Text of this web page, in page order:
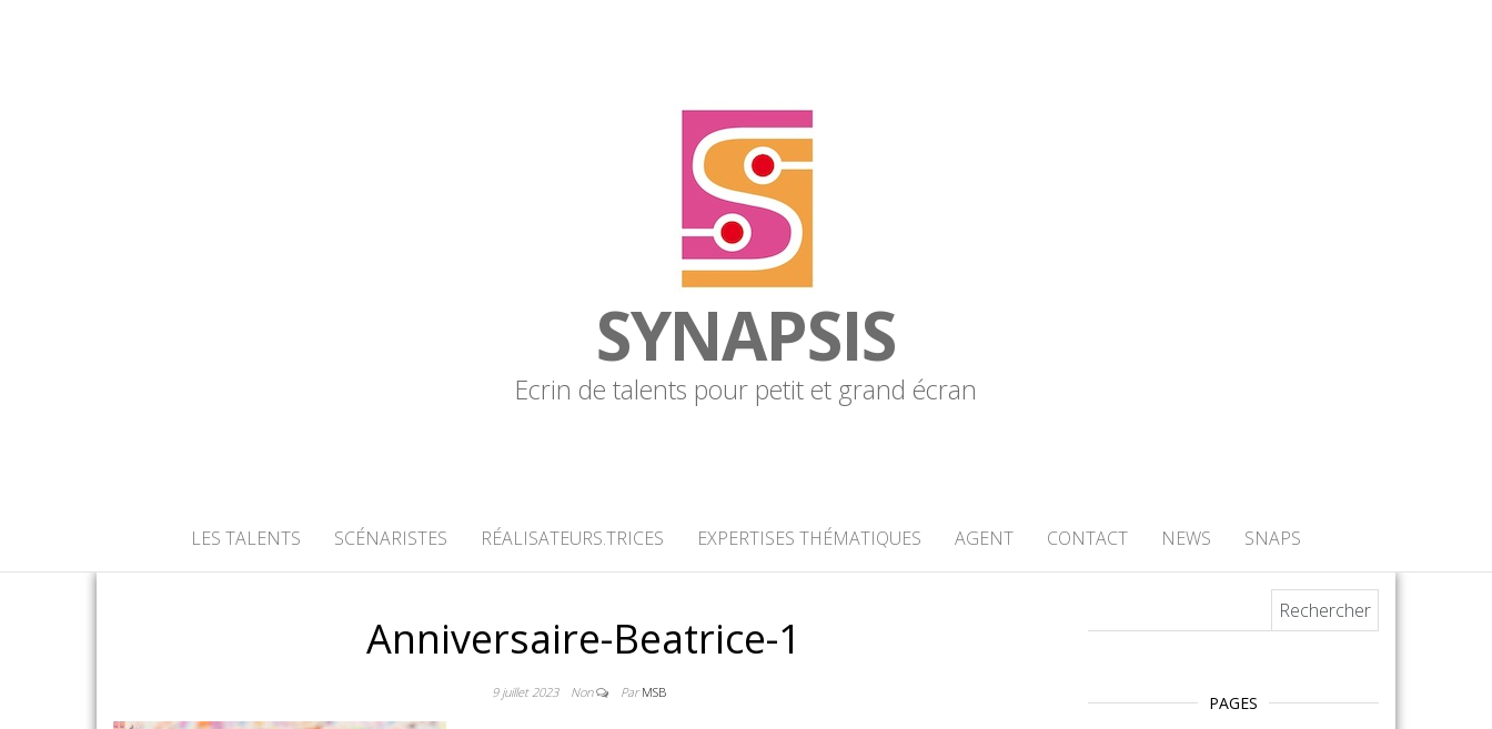
SYNAPSIS
Ecrin de talents pour petit et grand écran
LES TALENTS SCÉNARISTES RÉALISATEURS.TRICES EXPERTISES THÉMATIQUES AGENT CONTACT NEWS SNAPS
Anniversaire-Beatrice-1
9 juillet 2023 Non ParMSB
PAGES